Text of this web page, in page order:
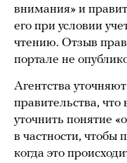
внимания» и
его при условии
чтению. Отзыв
портале не
Агентства
правительства,
уточнить понятие
в частности, чтобы
когда это